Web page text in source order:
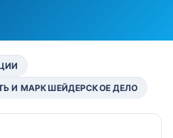
И МАРКШЕЙДЕРСКОЕ ДЕЛО